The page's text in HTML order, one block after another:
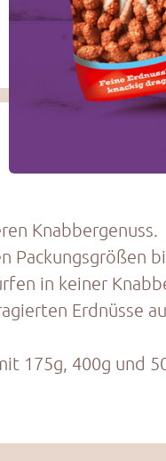
Knabbergenuss.
Packungsgrößen
in keiner
Erdnüsse
175g, 400g und